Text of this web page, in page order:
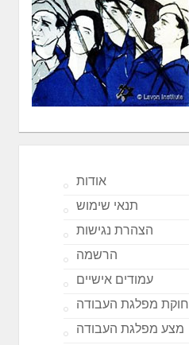
אודות
תנאי שימוש
הצהרת נגישות
הרשמה
עמודים אישיים
חוקת מפלגת העבודה
מצע מפלגת העבודה